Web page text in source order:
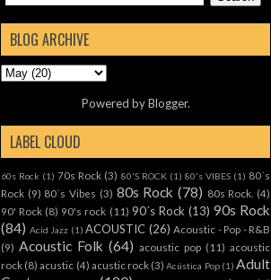
BLOG ARCHIVE
Powered byBlogger.
LABEL CLOUD
60s Rock (1) 70s Rock (3) 80'S ROCK (1) 80's VIBES (1) 80´s
Rock (9) 80´s Vibes (3) 80s Rock (78) 80s Rock. (4)
90' Rock (8) 90's rock (11) 90´s Rock (13) 90s Rock
(84) Acid Jazz (1) ACOUSTIC (26) Acoustic - Pop - R&B
(9) Acoustic Folk (64) acoustic pop (11) acoustic
rock (8) acustic (4) acustic rock (3) Acústica Pop (1) Adult